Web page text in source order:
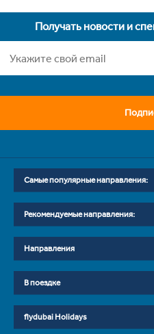
Получать новости и
Самые популярные направления:
Рекомендуемые направления:
Направления
В поездке
flydubai Holidays